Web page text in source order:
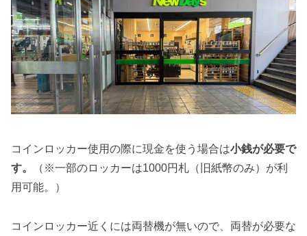
コインロッカー使用の際に現金を使う場合は小銭が必要で
す。
（※一部のロッカーは1000円札（旧紙幣のみ）が利
用可能。）
コインロッカー近くには両替機が無いので、両替が必要な